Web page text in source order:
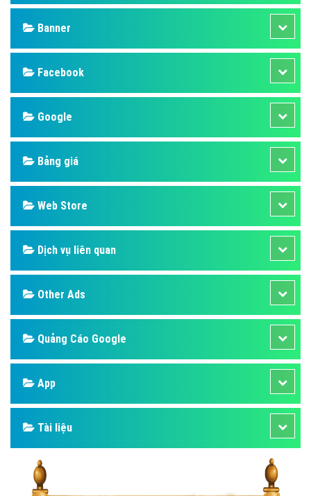
Banner
Facebook
Google
Bảng giá
Web Store
Dịch vụ liên quan
Other Ads
Quảng Cáo Google
App
Tài liệu